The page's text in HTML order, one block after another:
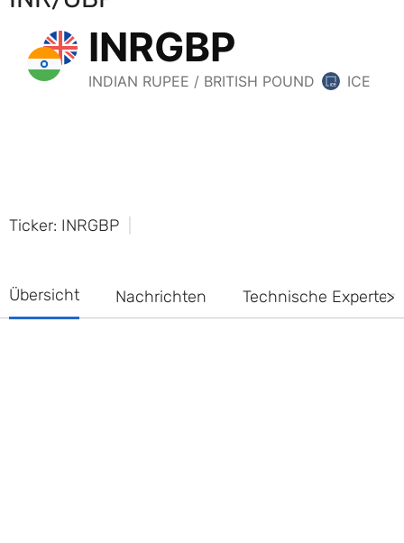
Ticker: INRGBP
Übersicht Nachrichten Technische